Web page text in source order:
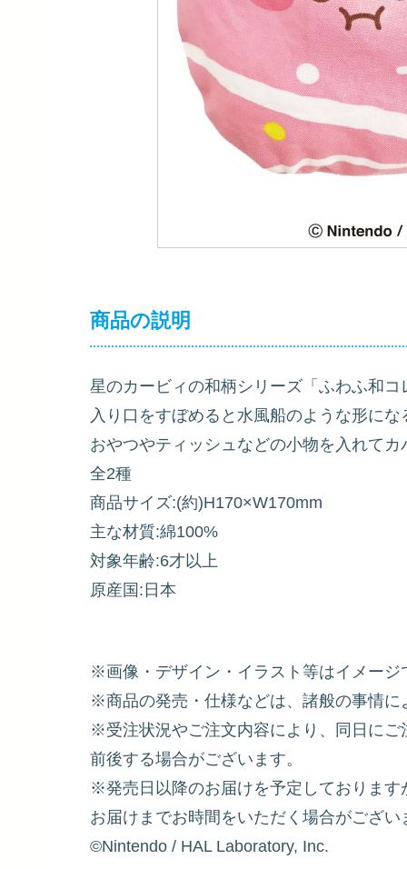
商品の説明
星のカービィの和柄シリーズ「ふわふ和コ
入り口をすぼめると水風船のような形にな
おやつやティッシュなどの小物を入れて
全2種
商品サイズ:(約)H170×W170mm
主な材質:綿100%
対象年齢:6才以上
原産国:日本
※画像・デザイン・イラスト等はイメー
※商品の発売・仕様などは、諸般の事情
※受注状況やご注文内容により、同日に
前後する場合がございます。
※発売日以降のお届けを予定しておりま
お届けまでお時間をいただく場合がござ
©Nintendo / HAL Laboratory, Inc.